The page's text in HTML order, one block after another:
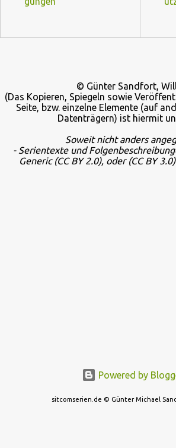
© Günter Sandfort,
(Das Kopieren, Spiegeln sowie
Seite, bzw. einzelne Elemente (auf
Datenträgern) ist hiermit
Soweit nicht anders
- Serientexte und
Generic (CC BY 2.0), oder (CC BY
Powered by
sitcomserien.de © Günter Michael